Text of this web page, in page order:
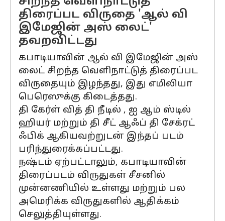
திரைப்பட விருதை 'ஆல் வி
இமேஜின் அஸ் லைட்'
தவறவிட்டது
கபாடியாவின் ஆல் வி இமேஜின் அஸ்
லைட் சிறந்த வெளிநாட்டுத் திரைப்பட
விருதையும் இழந்தது, இது எமிலியா
பெரெஸுக்கு கிடைத்தது.
தி கேர்ள் வித் தி நீடில் , ஐ ஆம் ஸ்டில்
ஹியர் மற்றும் தி சீட் ஆஃப் தி சேக்ரட்
ஃபிக் ஆகியவற்றுடன் இந்தப் படம்
பரிந்துரைக்கப்பட்டது.
நஷ்டம் ஏற்பட்டாலும், கபாடியாவின்
திரைப்படம் விருதுகள் சீசனில்
முன்னணியில் உள்ளது மற்றும் பல
அமெரிக்க விருதுகளில் ஆதிக்கம்
செலுத்தியுள்ளது.